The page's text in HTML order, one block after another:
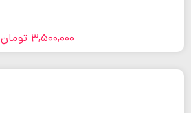
3,500,000 تومان